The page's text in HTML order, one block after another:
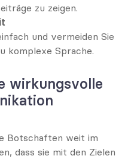
zu zeigen.
und vermeiden Sie
komplexe Sprache.
wirkungsvolle
Botschaften weit im
dass sie mit den Zielen